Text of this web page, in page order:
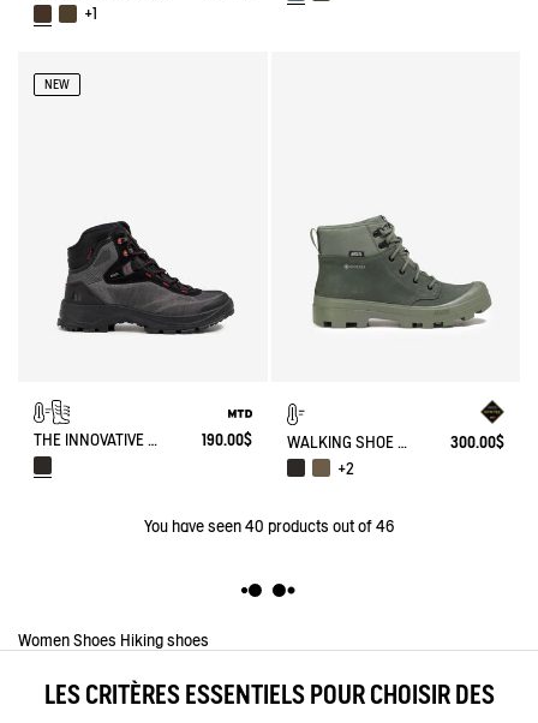
+1
NEW
THE INNOVATIVE HIGH-TOP WALKING SHOE FOR WOMEN MADE FROM MATRYX® 190.00$ WALKING SHOE GORE-TEX TENERE IN LEATHER
300.00$
+2
You have seen 40 products out of 46
Women Shoes Hiking shoes
LES CRITÈRES ESSENTIELS POUR CHOISIR DES